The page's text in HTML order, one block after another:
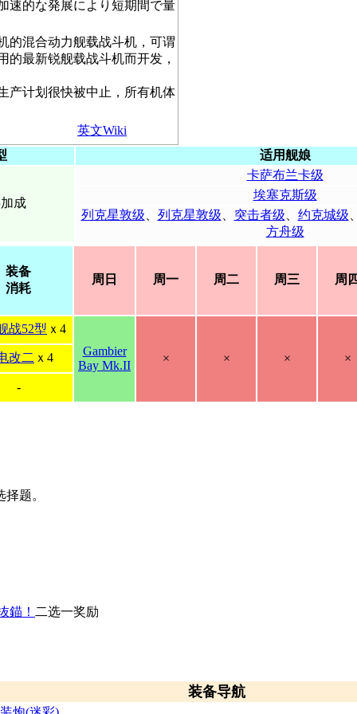
速的な発展により短期間で量
的混合动力舰载战斗机，可谓
最新锐舰载战斗机而开发，
产计划很快被中止，所有机体
英文Wiki
适用舰娘
成
卡萨布兰卡级
埃塞克斯级
列克星敦级
列克星敦级 突击者级 约克城级
方舟级
装备
消耗
周日 周一 周二 周三 周
战52型 ｘ4
Gambier
Bay Mk.II
× × × ×
改二 ｘ4
-
题。
錨！ 二选一奖励
装备导航